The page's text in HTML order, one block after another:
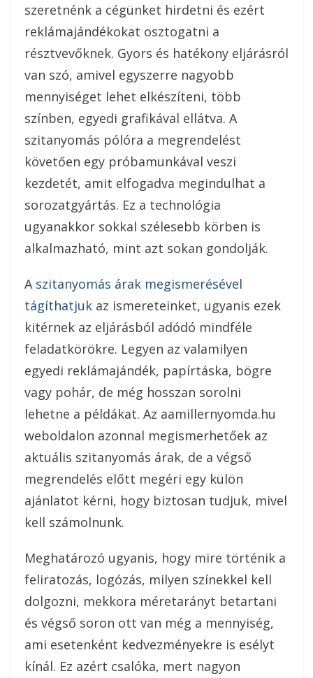
szeretnénk a cégünket hirdetni és ezért
reklámajándékokat osztogatni a
résztvevőknek. Gyors és hatékony eljárásról
van szó, amivel egyszerre nagyobb
mennyiséget lehet elkészíteni, több
színben, egyedi grafikával ellátva. A
szitanyomás pólóra a megrendelést
követően egy próbamunkával veszi
kezdetét, amit elfogadva megindulhat a
sorozatgyártás. Ez a technológia
ugyanakkor sokkal szélesebb körben is
alkalmazható, mint azt sokan gondolják.
A szitanyomás árak megismerésével
tágíthatjuk az ismereteinket, ugyanis ezek
kitérnek az eljárásból adódó mindféle
feladatkörökre. Legyen az valamilyen
egyedi reklámajándék, papírtáska, bögre
vagy pohár, de még hosszan sorolni
lehetne a példákat. Az aamillernyomda.hu
weboldalon azonnal megismerhetőek az
aktuális szitanyomás árak, de a végső
megrendelés előtt megéri egy külön
ajánlatot kérni, hogy biztosan tudjuk, mivel
kell számolnunk.
Meghatározó ugyanis, hogy mire történik a
feliratozás, logózás, milyen színekkel kell
dolgozni, mekkora méretarányt betartani
és végső soron ott van még a mennyiség,
ami esetenként kedvezményekre is esélyt
kínál. Ez azért csalóka, mert nagyon